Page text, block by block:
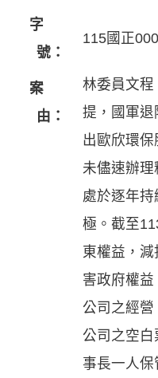
字
號：
115國正
案
由：
林委員文程
提，國軍退
出歐欣環保
未儘速辦理
處於逐年
極。截至
東權益，
害政府權
公司之經
公司之空
事長一人保